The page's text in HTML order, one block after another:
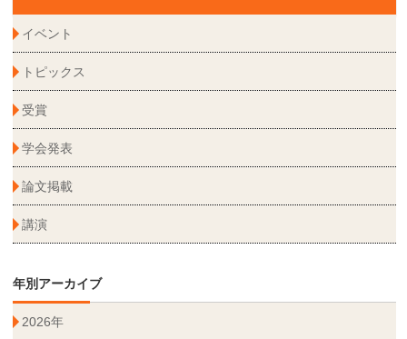
イベント
トピックス
受賞
学会発表
論文掲載
講演
年別アーカイブ
2026年